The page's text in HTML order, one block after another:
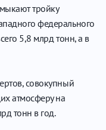
тройку
федерального
5,8 млрд тонн, а в
совокупный
атмосферу на
тонн в год.